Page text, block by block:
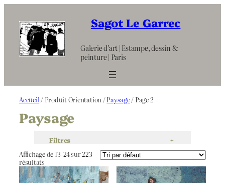
contenu
Sagot Le Garrec
Galerie d’art | Estampe, dessin &
peinture | Paris
Accueil / Produit Orientation /Paysage/ Page 2
Paysage
Filtres +
Affichage de 13–24 sur 223
résultats